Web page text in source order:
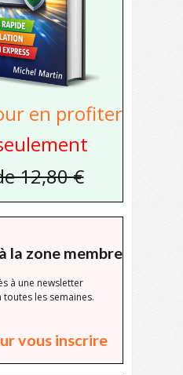
en profiter
12,80 €
la zone membre
à une newsletter
les semaines.
vous inscrire